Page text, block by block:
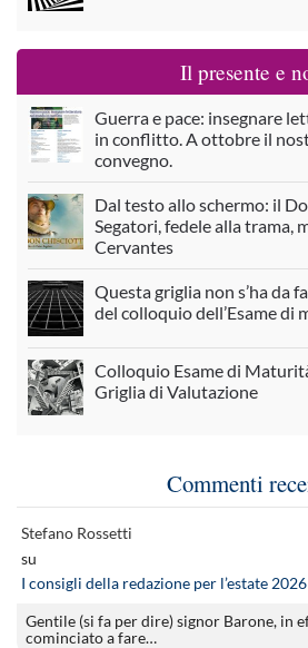
Il presente e
Guerra e pace: insegnare
in conflitto. A ottobre il
convegno.
Dal testo allo schermo: il
Segatori, fedele alla trama,
Cervantes
Questa griglia non s’ha da
del colloquio dell’Esame di
Colloquio Esame di
Griglia di Valutazione
Commenti
Stefano Rossetti
su
I consigli della redazione per l’estate 2026
Gentile (si fa per dire) signor Barone, in
cominciato a fare…